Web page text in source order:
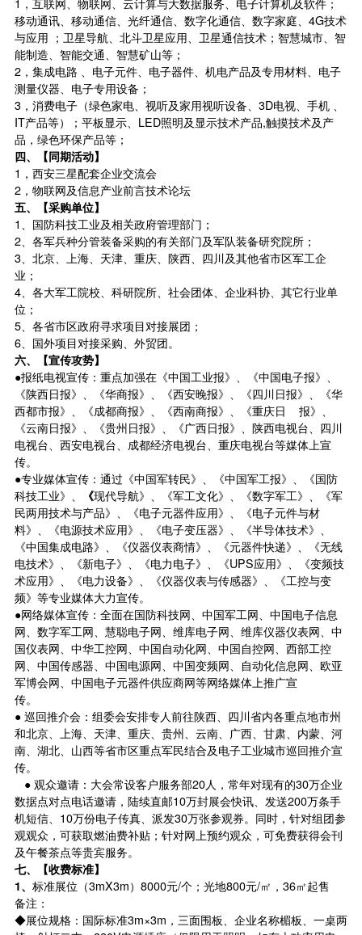
移动通讯、移动通信、光纤通信、数字化通信、数字家庭、4G技术
与应用 ；卫星导航、北斗卫星应用、卫星通信技术；智慧城市、智
能制造、智能交通、智慧矿山等；
2，集成电路 、电子元件、电子器件、机电产品及专用材料、电子
测量仪器、电子专用设备；
3，消费电子（绿色家电、视听及家用视听设备、3D电视、手机 、
IT产品等）；平板显示、LED照明及显示技术产品,触摸技术及产
品，绿色环保产品等；
四、【同期活动】
1，西安三星配套企业交流会
2，物联网及信息产业前言技术论坛
五、【采购单位】
1、国防科技工业及相关政府管理部门；
2、各军兵种分管装备采购的有关部门及军队装备研究院所；
3、北京、上海、天津、重庆、陕西、四川及其他省市区军工企
业；
4、各大军工院校、科研院所、社会团体、企业科协、其它行业单
位；
5、各省市区政府寻求项目对接展团；
6、国外项目对接采购、外贸团。
六、【宣传攻势】
●报纸电视宣传：重点加强在《中国工业报》、《中国电子报》、
《陕西日报》、《华商报》、《西安晚报》、《四川日报》、《华
西都市报》、《成都商报》、《西南商报》、《重庆日 报》、
《云南日报》、《贵州日报》、《广西日报》、陕西电视台、四川
电视台、西安电视台、成都经济电视台、重庆电视台等媒体上宣
传。
●专业媒体宣传：通过《中国军转民》、《中国军工报》、《国防
科技工业》、
《现代导航》、《军工文化》、《数字军工》、《军
民两用技术与产品》、《电子元器件应用》、《电子元件与材
料》、《电源技术应用》、《电子变压器》、《半导体技术》、
《中国集成电路》、《仪器仪表商情》、《元器件快递》、《无线
电技术》、《新电子》、《电力电子》、《UPS应用》、《变频技
术应用》、《电力设备》、《仪器仪表与传感器》、《工控与变
频》等专业媒体大力宣传。
●网络媒体宣传：全面在国防科技网、中国军工网、中国电子信息
网、数字军工网、慧聪电子网、维库电子网、维库仪器仪表网、中
国仪表网、中华工控网、中国自动化网、中国自控网、西部工控
网、中国传感器、中国电源网、中国变频网、自动化信息网、欧亚
军博会网、中国电子元器件供应商网等网络媒体上推广宣
传。
● 巡回推介会：组委会安排专人前往陕西、四川省内各重点地市州
和北京、上海、天津、重庆、贵州、云南、广西、甘肃、内蒙、河
南、湖北、山西等省市区重点军民结合及电子工业城市巡回推介宣
传。
● 观众邀请：大会常设客户服务部20人，常年对现有的30万企业
数据点对点电话邀请，陆续直邮10万封展会快讯、发送200万条手
机短信、10万份电子传真、派发30万张参观券。同时，针对组团参
观观众，可获取燃油费补贴；针对网上预约观众，可免费获得会刊
及午餐茶点等贵宾服务。
七、【收费标准】
1、 标准展位（3mX3m）8000元/个；光地800元/㎡，36㎡起售
备注：
◆展位规格：国际标准3m×3m，三面围板、企业名称楣板、一桌两